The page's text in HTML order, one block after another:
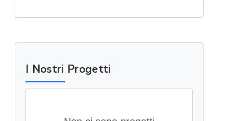
I Nostri Progetti